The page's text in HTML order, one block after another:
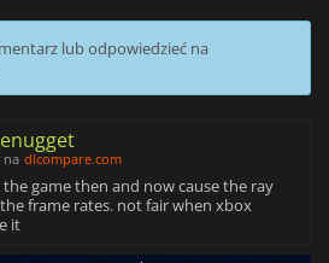
lub odpowiedzieć na
na dlcompare.com
game then and now cause the ray
frame rates. not fair when xbox
it